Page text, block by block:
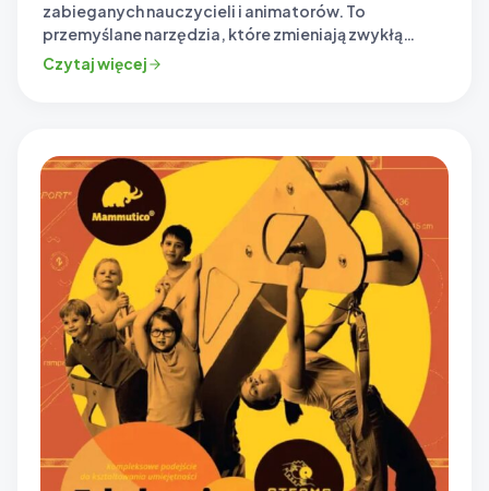
zabieganych nauczycieli i animatorów. To
przemyślane narzędzia, które zmieniają zwykłą
zabawę w wartościowe doświadczenie…
Czytaj więcej